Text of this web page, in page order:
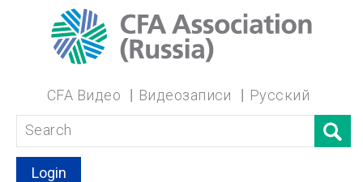
CFA Видео Видеозаписи Русский
Login